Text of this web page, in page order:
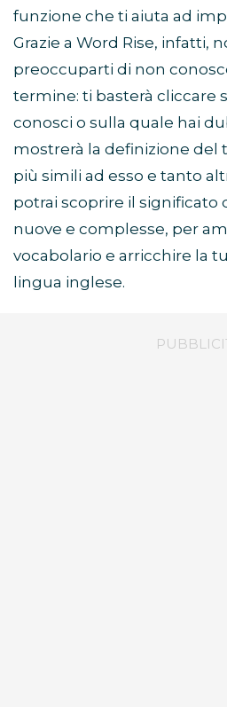
funzione che ti aiuta ad
Grazie a Word Rise, infatti,
preoccuparti di non
termine: ti basterà cliccare
conosci o sulla quale hai
mostrerà la definizione del
più simili ad esso e tanto
potrai scoprire il significato
nuove e complesse, per
vocabolario e arricchire la
lingua inglese.